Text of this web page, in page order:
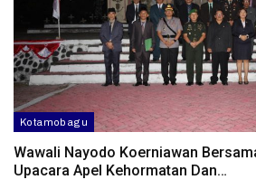
Kotamobagu
Wawali Nayodo Koerniawan
Upacara Apel Kehormatan Dan…